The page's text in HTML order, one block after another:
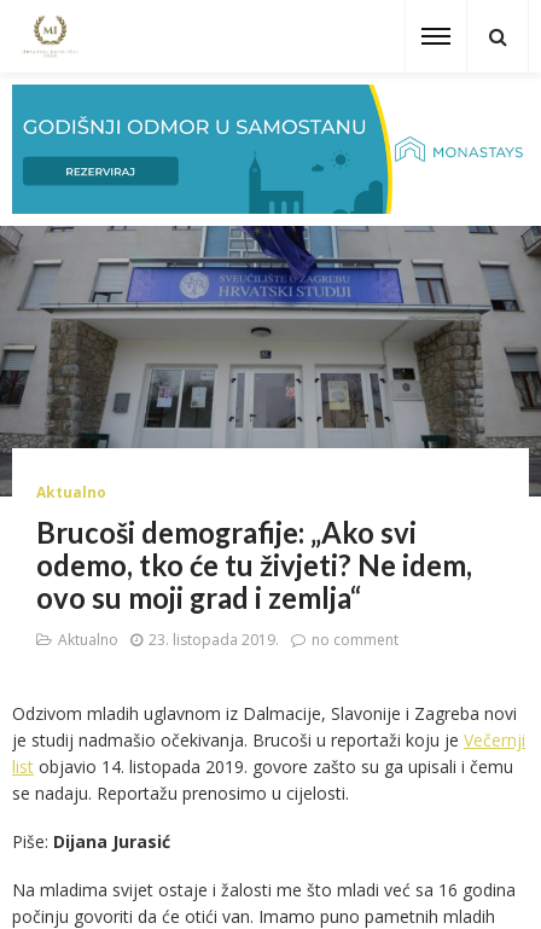
Aktualno
Brucoši demografije: „Ako svi
odemo, tko će tu živjeti? Ne idem,
ovo su moji grad i zemlja“
Aktualno 23. listopada 2019. no comment
Odzivom mladih uglavnom iz Dalmacije, Slavonije i Zagreba novi
je studij nadmašio očekivanja. Brucoši u reportaži koju je Večernji
list objavio 14. listopada 2019. govore zašto su ga upisali i čemu
se nadaju. Reportažu prenosimo u cijelosti.
Piše: Dijana Jurasić
Na mladima svijet ostaje i žalosti me što mladi već sa 16 godina
počinju govoriti da će otići van. Imamo puno pametnih mladih